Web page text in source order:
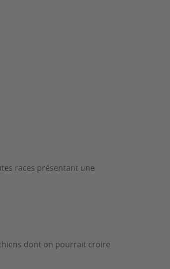
races présentant une
dont on pourrait croire